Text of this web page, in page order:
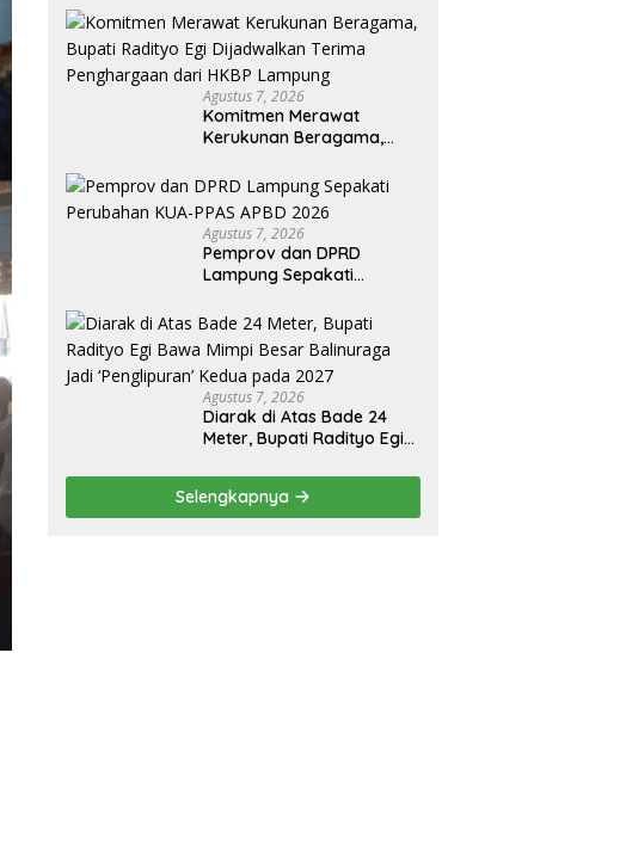
Agustus 7, 2026
Komitmen Merawat
Kerukunan Beragama,
Dijadwalkan Terima
Penghargaan dari HKBP
Lampung
Agustus 7, 2026
Pemprov dan DPRD
Lampung Sepakati
APBD 2026
Agustus 7, 2026
Diarak di Atas Bade 24
Meter, Bupati Radityo Egi
Balinuraga Jadi
‘Penglipuran’ Kedua pada
2027
Selengkapnya